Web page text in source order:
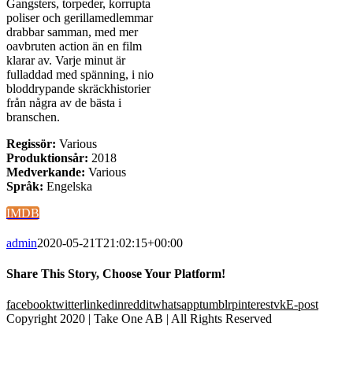
Gangsters, torpeder, korrupta
poliser och gerillamedlemmar
drabbar samman, med mer
oavbruten action än en film
klarar av. Varje minut är
fulladdad med spänning, i nio
bloddrypande skräckhistorier
från några av de bästa i
branschen.
Regissör: Various
Produktionsår: 2018
Medverkande: Various
Språk: Engelska
IMDB
admin2020-05-21T21:02:15+00:00
Share This Story, Choose Your Platform!
facebooktwitterlinkedinredditwhatsapptumblrpinterestvkE-post
Copyright 2020 | Take One AB | All Rights Reserved